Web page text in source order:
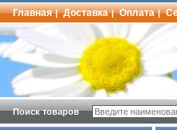
Главная | Доставка | Оплата |
Поиск товаров